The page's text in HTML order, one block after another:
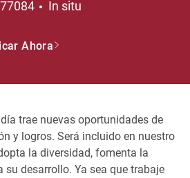
In situ
Ahora
trae nuevas oportunidades de
y logros. Será incluido en nuestro
la diversidad, fomenta la
desarrollo. Ya sea que trabaje